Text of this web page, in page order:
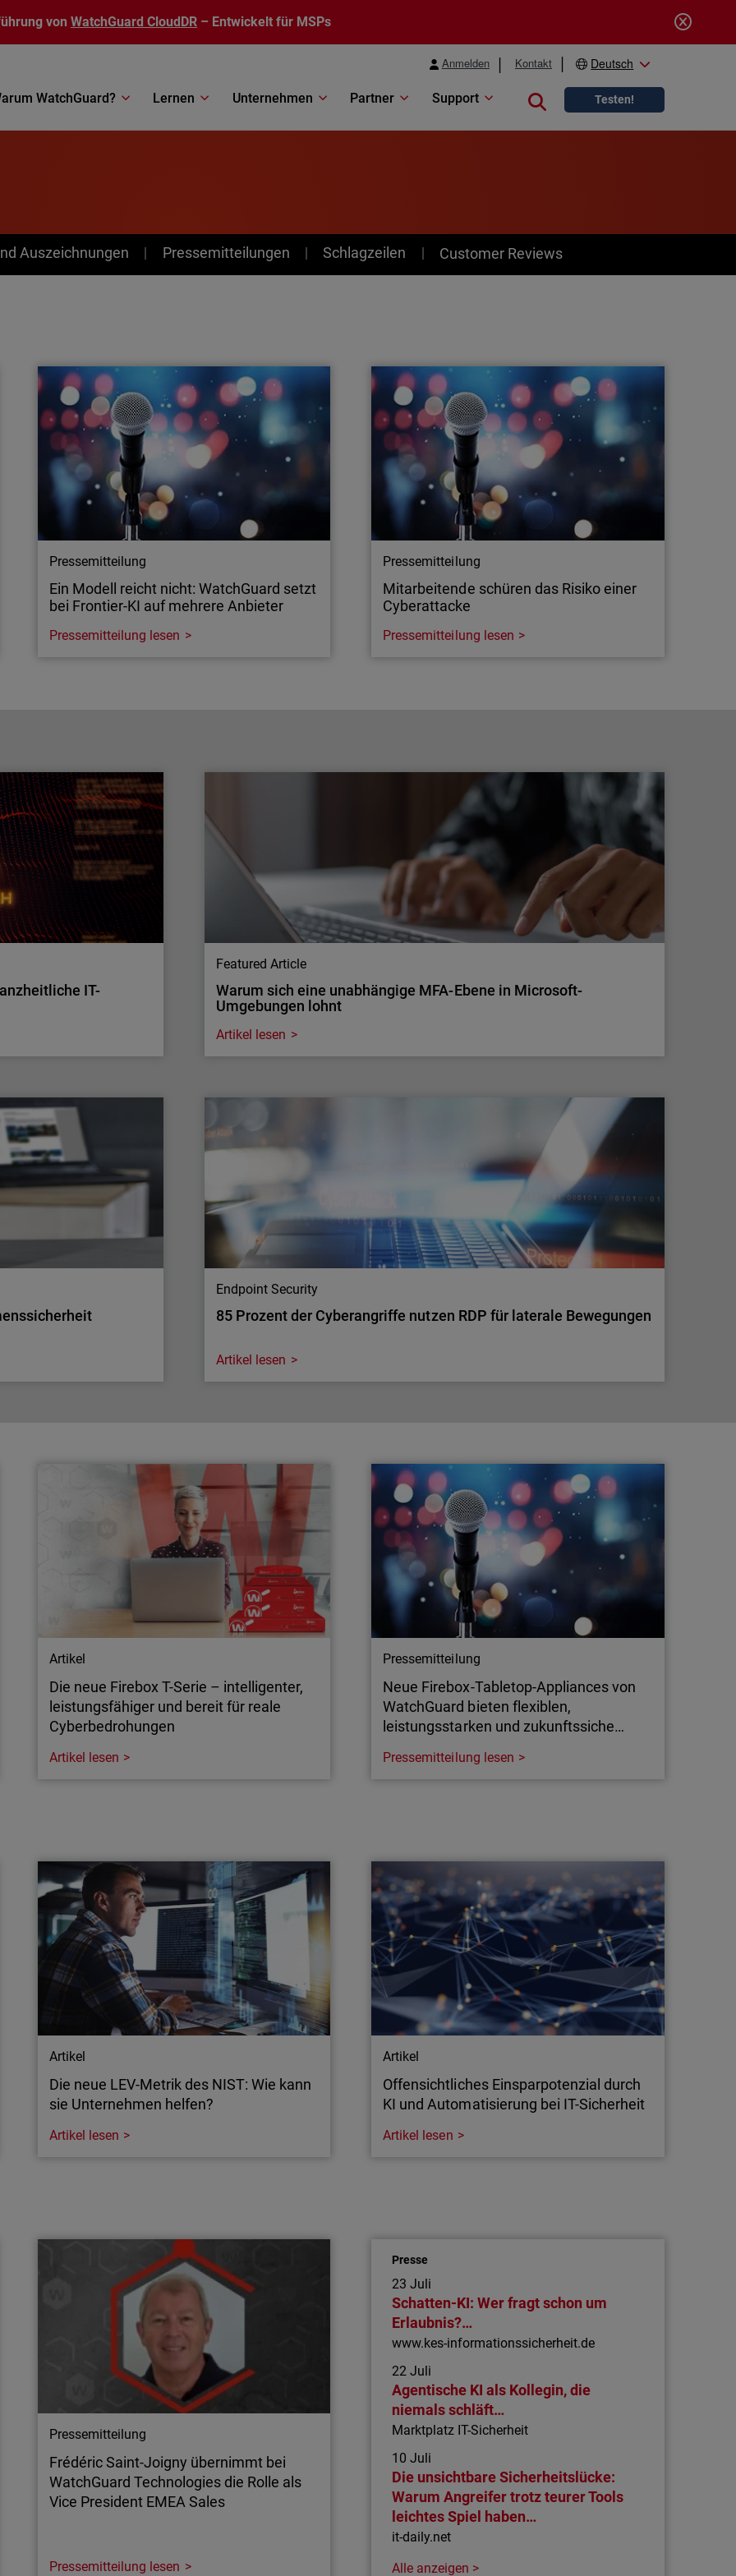
von WatchGuard CloudDR – Entwickelt für MSPs
Anmelden Kontakt Deutsch
WatchGuard? Lernen Unternehmen Partner Support Close search
Testen!
Auszeichnungen Pressemitteilungen Schlagzeilen Customer Reviews
Pressemitteilung
Ein Modell reicht nicht: WatchGuard setzt
bei Frontier-KI auf mehrere Anbieter
Investitionen in Frontier-KI, um noch mehr
Anwendungssicherheit zu gewährleisten.
Managed Service Provider und Unternehmen
profitieren von fortschrittlichen Funktionen –
sowohl von OpenAI als auch Anthropic.
Während sich andere Anbieter auf ein einziges
KI…
Pressemitteilung lesen
Pressemitteilung
Mitarbeitende schüren das Risiko einer
Cyberattacke
Technologies zeigt, dass das Verhalten der
Belegschaft von kleinen und
mittelständischen Unternehmen (KMU) mit
erheblichen und oft verborgenen
Cybersicherheitsrisiken einhergeht. Laut dem
Cybersecurity Hygiene Report 2026 geben 64
Prozent der Befragten zu, nicht…
Pressemitteilung lesen
IT-
IT-
Daten im Internet
Herausforderung,
Featured Article
Warum sich eine unabhängige MFA-Ebene in Microsoft-
Umgebungen lohnt
Warum sich eine unabhängige MFA-Ebene in Microsoft-
Identitätsverwaltung ist für viele KMU zur Schwachstelle geworden. Externe
MFA gibt MSP die Kontrolle zurück und schafft einen Service mit echtem
Mehrwert.
Artikel lesen
Geräte haben
in Unternehmen
Endpoint Security
85 Prozent der Cyberangriffe nutzen RDP für laterale Bewegungen
wie Sie Angreifern auf die Schliche kommen, bevor es zu spät ist.
Artikel lesen
Artikel
Die neue Firebox T-Serie – intelligenter,
leistungsfähiger und bereit für reale
Cyberbedrohungen
Cyberbedrohungen
Die neue Firebox T-Serie bietet Managed
Service Providern (MSP) und Unternehmen
einen innovativen und vereinfachten Ansatz
für die Netzwerksicherheit.
Artikel lesen
Pressemitteilung
Neue Firebox-Tabletop-Appliances von
WatchGuard bieten flexiblen,
leistungsstarken und zukunftssiche…
WatchGuard Technologies präsentiert seine
neueste Generation der Firewall-Tabletop-
Appliances , die konkret an den Bedürfnissen
kleiner und mittlerer Unternehmen
ausgerichtet ist. Die Modelle der T-Serie bieten
moderne Sicherheit, die sich durch High-
Speed-Verbindungen und KI-gesteuerte…
Pressemitteilung lesen
Artikel
Die neue LEV-Metrik des NIST: Wie kann
sie Unternehmen helfen?
Mit der LEV-Metrik können Unternehmen
ausgenutzte Schwachstellen identifizieren
und fundiertere Entscheidungen treffen, um
ihre Angriffsfläche zu minimieren.
Artikel lesen
Artikel
Offensichtliches Einsparpotenzial durch
KI und Automatisierung bei IT-Sicherheit
Datenschutzverletzungen kommen
und Automatisierung lässt sich dem
entgegensteuern.
Artikel lesen
Pressemitteilung
Frédéric Saint-Joigny übernimmt bei
WatchGuard Technologies die Rolle als
Vice President EMEA Sales
Pressemitteilung lesen
Presse
23 Juli
Schatten-KI: Wer fragt schon um
Erlaubnis?…
www.kes-informationssicherheit.de
22 Juli
Agentische KI als Kollegin, die
niemals schläft…
Marktplatz IT-Sicherheit
10 Juli
Die unsichtbare Sicherheitslücke:
Warum Angreifer trotz teurer Tools
leichtes Spiel haben…
it-daily.net
Alle anzeigen >